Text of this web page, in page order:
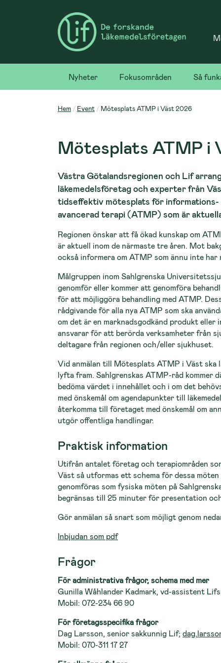
Nyheter Fokusområden Så
Hem Event Mötesplats ATMP i Väst 2026
Mötesplats ATMP i
Västra Götalandsregionen och Lif
läkemedelsföretag och experter från
tidseffektiv mötesplats för
avancerad terapi (ATMP) som är
Regionen önskar att få ökad kunskap om
är aktuell inom de närmaste tre åren. Mot
också informera om ATMP som ännu inte
Målgruppen inom Sahlgrenska
genomför eller kommer att genomföra
för att möjliggöra behandling med ATMP.
rådgivande för alla nya ATMP som ska
om det är en marknadsgodkänd produkt
ansvarar för att berörda verksamheter från
deltagare från regionen och/eller sjukhuset.
Vid anmälan till Mötesplats ATMP i Väst
lyfta fram. Sahlgrenskas ATMP-råd kommer
bedöma värdet i innehållet och i om det
med önskemål om agendapunkter till
återkomma till företaget med önskemål om
utgör offentliga handlingar.
Praktisk information
Utifrån antalet företag och terapiområden
Väst så utformas ett schema för dessa
genomföras som fysiska möten på
begränsas till 25 minuter för presentation
Gör anmälan så snart som möjligt genom
Inbjudan som pdf
Frågor
För administrativa frågor, schema med mer
Gunilla Wåhlander Kadmark, vd-assistent
Mobil: 072-234 66 90
För företagsspecifika frågor
Dag Larsson, senior sakkunnig Lif;
Mobil: 070-311 17 27